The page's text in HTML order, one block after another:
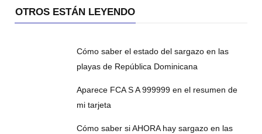
OTROS ESTÁN LEYENDO
Cómo saber el estado del sargazo en las
playas de República Dominicana
Aparece FCA S A 999999 en el resumen de
mi tarjeta
Cómo saber si AHORA hay sargazo en las